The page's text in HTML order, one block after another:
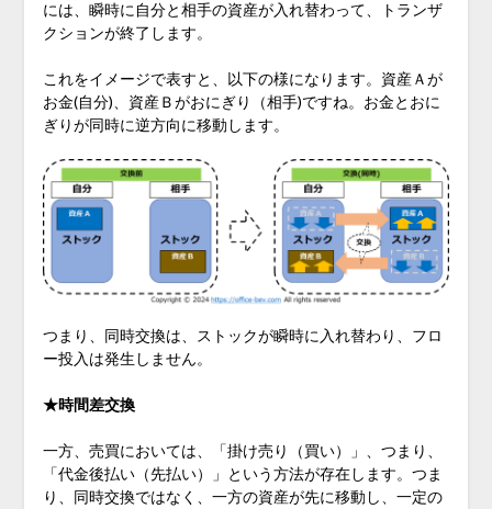
には、瞬時に自分と相手の資産が入れ替わって、トランザ
クションが終了します。
これをイメージで表すと、以下の様になります。資産Ａが
お金(自分)、資産Ｂがおにぎり（相手)ですね。お金とおに
ぎりが同時に逆方向に移動します。
つまり、同時交換は、ストックが瞬時に入れ替わり、フロ
ー投入は発生しません。
★時間差交換
一方、売買においては、「掛け売り（買い）」、つまり、
「代金後払い（先払い）」という方法が存在します。つま
り、同時交換ではなく、一方の資産が先に移動し、一定の